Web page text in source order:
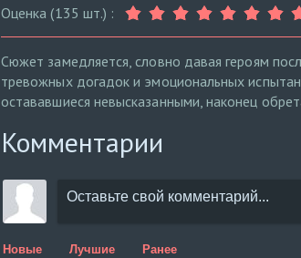
Оценка (135 шт.) :
Сюжет замедляется, словно давая героям
тревожных догадок и эмоциональных
остававшиеся невысказанными, наконец
Комментарии
Новые Лучшие Ранее